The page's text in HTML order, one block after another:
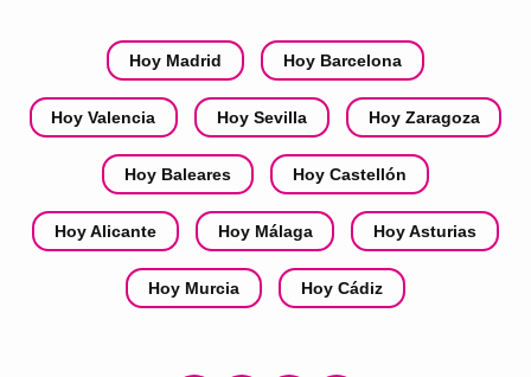
Hoy Madrid Hoy Barcelona
Hoy Valencia Hoy Sevilla Hoy Zaragoza
Hoy Baleares Hoy Castellón
Hoy Alicante Hoy Málaga Hoy Asturias
Hoy Murcia Hoy Cádiz